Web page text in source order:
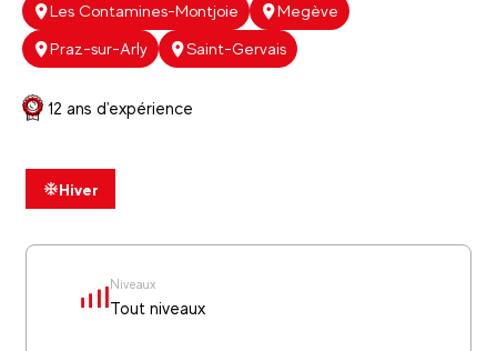
Les Contamines-Montjoie
Megève
Praz-sur-Arly
Saint-Gervais
12 ans d'expérience
Hiver
Niveaux
Tout niveaux